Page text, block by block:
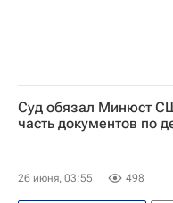
Суд обязал Минюст
часть документов по
26 июня, 03:55 498